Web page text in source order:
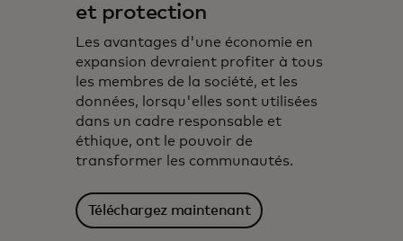
et protection
Les avantages d'une économie en
expansion devraient profiter à tous
les membres de la société, et les
données, lorsqu'elles sont utilisées
dans un cadre responsable et
éthique, ont le pouvoir de
transformer les communautés.
Téléchargez maintenant